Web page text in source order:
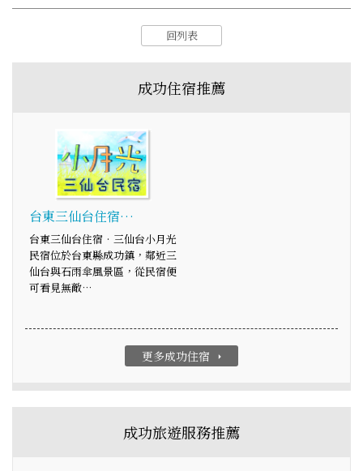
回列表
成功住宿推薦
台東三仙台住宿…
台東三仙台住宿‧三仙台小月光
民宿位於台東縣成功鎮，鄰近三
仙台與石雨傘風景區，從民宿便
可看見無敵…
更多成功住宿 arrow_right
成功旅遊服務推薦